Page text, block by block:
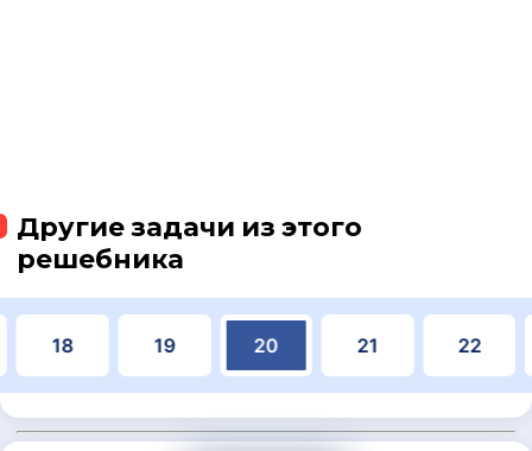
Другие задачи из этого
решебника
18 19 20 21 22